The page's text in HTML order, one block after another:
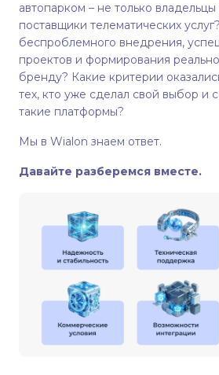
автопарком – не только
поставщики телематических
беспроблемного внедрения,
проектов и формирования
бренду? Какие критерии
тех, кто уже сделал свой выбор и
такие платформы?
Мы в Wialon знаем ответ.
Давайте разберемся вместе.